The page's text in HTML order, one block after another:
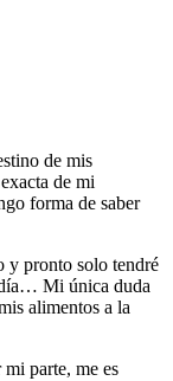
de mis
de mi
forma de saber
y pronto solo tendré
día… Mi única duda
alimentos a la
parte, me es